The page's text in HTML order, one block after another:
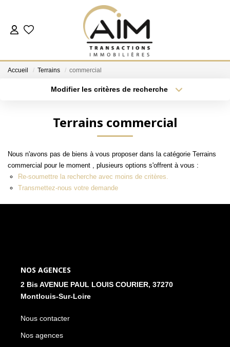
ACHETER
Les Agences
Notre Équipe
Nous Rejoindre
Nos Témoignages
Nos Partenaires
Accueil Terrains commercial
Modifier les critères de recherche
Plus de critères Créer une alerte
Terrains commercial
Nous n'avons pas de biens à vous proposer dans la catégorie Terrains
commercial pour le moment , plusieurs options s'offrent à vous :
Re-soumettre la recherche avec moins de critères.
Transmettez-nous votre demande
NOS AGENCES
2 Bis AVENUE PAUL LOUIS COURIER, 37270
Montlouis-Sur-Loire
Nous contacter
Nos agences